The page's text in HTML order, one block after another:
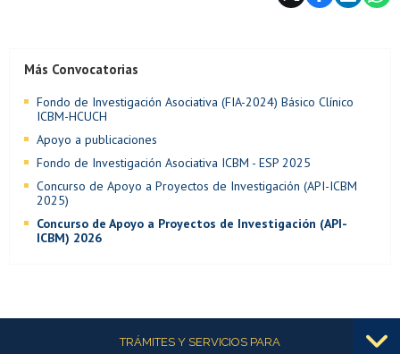
Más Convocatorias
Fondo de Investigación Asociativa (FIA-2024) Básico Clínico
ICBM-HCUCH
Apoyo a publicaciones
Fondo de Investigación Asociativa ICBM - ESP 2025
Concurso de Apoyo a Proyectos de Investigación (API-ICBM
2025)
Concurso de Apoyo a Proyectos de Investigación (API-
ICBM) 2026
Más informaciónTRÁMITES Y SERVICIOS PARA